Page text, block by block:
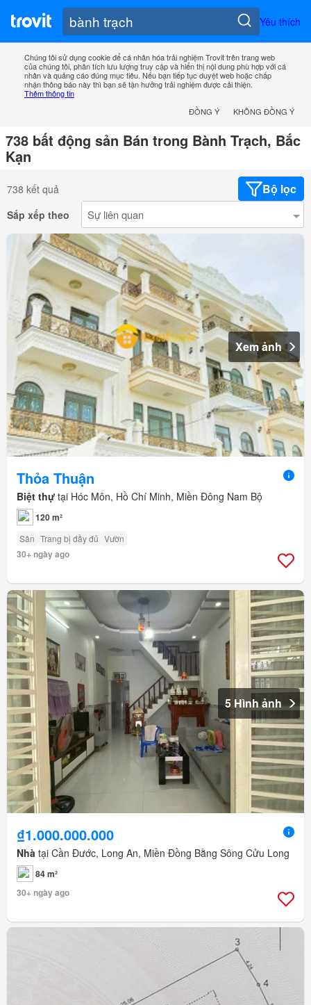
Yêu thích
Chúng tôi sử dụng cookie để cá nhân hóa trải nghiệm Trovit trên trang web
của chúng tôi, phân tích lưu lượng truy cập và hiển thị nội dung phù hợp với cá
nhân và quảng cáo đúng mục tiêu. Nếu bạn tiếp tục duyệt web hoặc chấp
nhận thông báo này thì bạn sẽ tận hưởng trải nghiệm được cải thiện.
Thêm thông tin
ĐỒNG Ý
KHÔNG ĐỒNG Ý
738 bất động sản Bán trong Bành Trạch, Bắc
Kạn
738 kết quả Bộ lọc
Sắp xếp theo
Xem ảnh
Thỏa Thuận
Biệt thự tại Hóc Môn, Hồ Chí Minh, Miền Đông Nam Bộ
120 m²
Sân Trang bị đầy đủ Vườn
30+ ngày ago
5 Hình ảnh
₫1.000.000.000
Nhà tại Cần Đước, Long An, Miền Đồng Bằng Sông Cửu Long
84 m²
30+ ngày ago